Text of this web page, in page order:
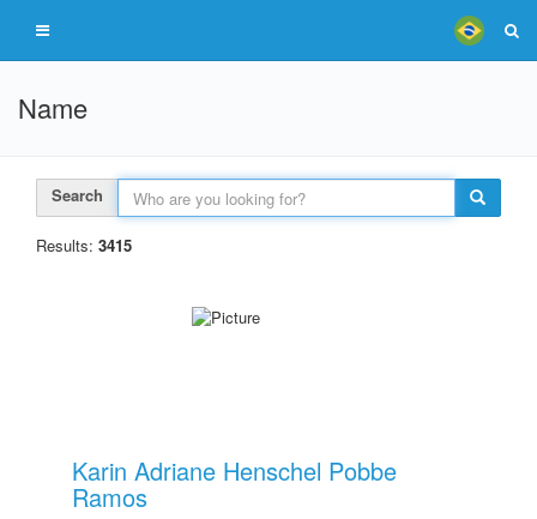
Name
Search
Results: 3415
Karin Adriane Henschel Pobbe
Ramos